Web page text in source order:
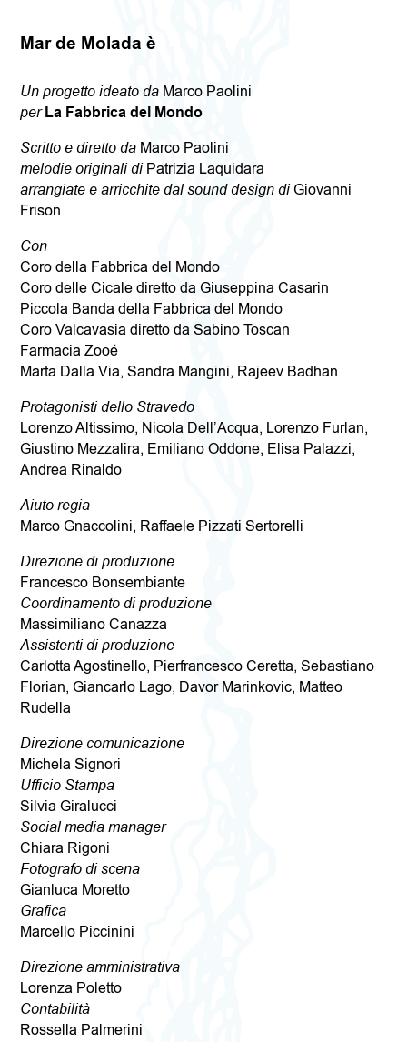
Mar de Molada è
Un progetto ideato da Marco Paolini
per La Fabbrica del Mondo
Scritto e diretto da Marco Paolini
melodie originali diPatrizia Laquidara
arrangiate e arricchite dal sound design diGiovanni
Frison
Con
Coro della Fabbrica del Mondo
Coro delle Cicale diretto da Giuseppina Casarin
Piccola Banda della Fabbrica del Mondo
Coro Valcavasia diretto da Sabino Toscan
Farmacia Zooé
Marta Dalla Via, Sandra Mangini, Rajeev Badhan
Protagonisti dello Stravedo
Lorenzo Altissimo, Nicola Dell’Acqua, Lorenzo Furlan,
Giustino Mezzalira, Emiliano Oddone, Elisa Palazzi,
Andrea Rinaldo
Aiuto regia
Marco Gnaccolini, Raffaele Pizzati Sertorelli
Direzione di produzione
Francesco Bonsembiante
Coordinamento di produzione
Massimiliano Canazza
Assistenti di produzione
Carlotta Agostinello, Pierfrancesco Ceretta, Sebastiano
Florian, Giancarlo Lago, Davor Marinkovic, Matteo
Rudella
Direzione comunicazione
Michela Signori
Ufficio Stampa
Silvia Giralucci
Social media manager
Chiara Rigoni
Fotografo di scena
Gianluca Moretto
Grafica
Marcello Piccinini
Direzione amministrativa
Lorenza Poletto
Contabilità
Rossella Palmerini